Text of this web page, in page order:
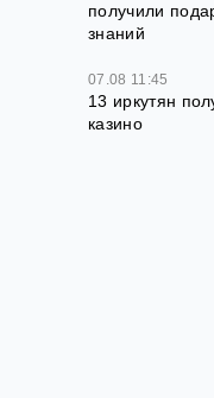
получили
знаний
07.08 11:45
13 иркутян
казино